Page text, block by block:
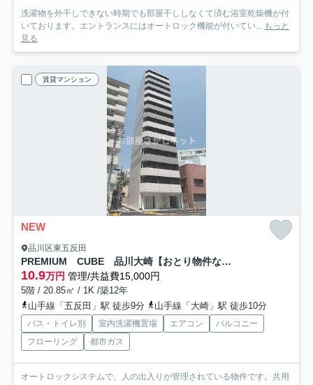
洗濯物を外干しできない時期でも部屋干ししなくて済む浴室乾燥機が付
いております。エントランスにはオートロック機能が付いてい... もっと
見る
賃貸マンション
NEW
品川区東五反田
PREMIUM CUBE 品川大崎【おとり物件なし】#学生・社会人にオススメ！初期費用分割払いOK！
10.9万円 管理/共益費15,000円
5階 / 20.85㎡ / 1K /築12年
山手線「五反田」駅 徒歩9分
山手線「大崎」駅 徒歩10分
バス・トイレ別 室内洗濯機置場 エアコン
バルコニー
フローリング
都市ガス
オートロックシステムで、人の出入りが管理されている物件です。共用